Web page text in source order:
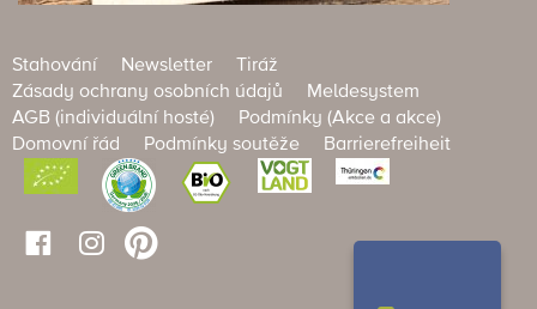
Stahování Newsletter
Tiráž
Zásady ochrany osobních údajů
Meldesystem
AGB (individuální hosté)
Podmínky (Akce a akce)
Domovní řád
Podmínky soutěže Barrierefreiheit